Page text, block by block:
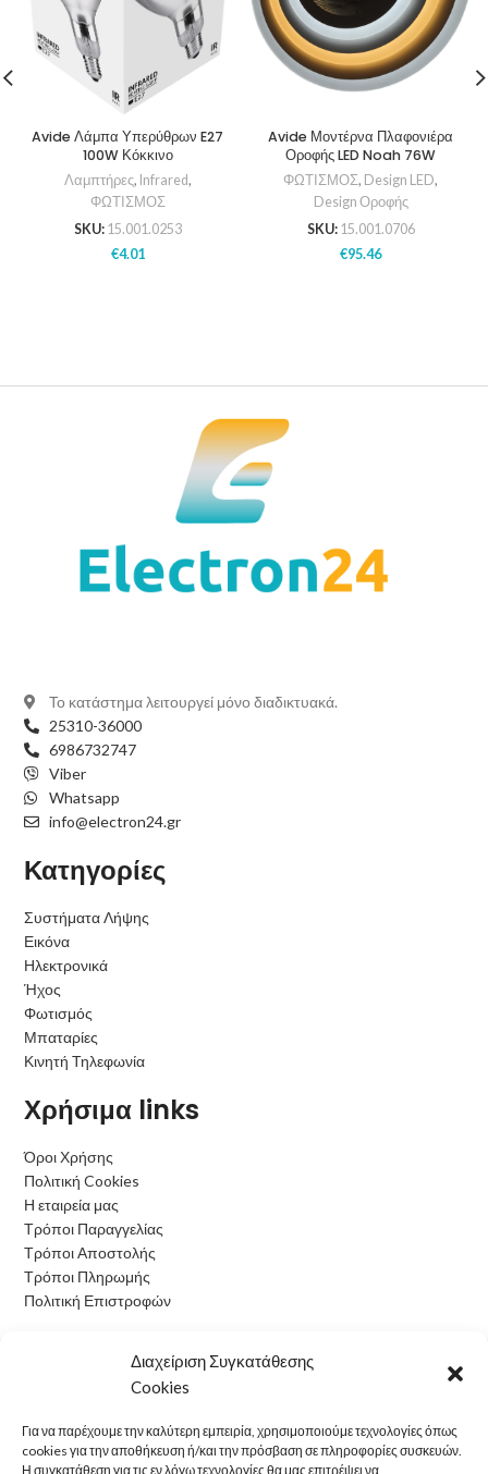
Διαχείριση Συγκατάθεσης
Cookies
Για να παρέχουμε την καλύτερη εμπειρία, χρησιμοποιούμε τεχνολογίες όπως
cookies για την αποθήκευση ή/και την πρόσβαση σε πληροφορίες συσκευών.
Η συγκατάθεση για τις εν λόγω τεχνολογίες θα μας επιτρέψει να
Avide Λάμπα Υπερύθρων E27
100W Κόκκινο
Λαμπτήρες, Infrared,
ΦΩΤΙΣΜΟΣ
SKU: 15.001.0253
€4.01
Avide Μοντέρνα Πλαφονιέρα
Οροφής LED Noah 76W
ΦΩΤΙΣΜΟΣ, Design LED,
Design Οροφής
SKU: 15.001.0706
€95.46
Το κατάστημα λειτουργεί μόνο διαδικτυακά.
25310-36000
6986732747
Viber
Whatsapp
info@electron24.gr
Κατηγορίες
Συστήματα Λήψης
Εικόνα
Ηλεκτρονικά
Ήχος
Φωτισμός
Μπαταρίες
Κινητή Τηλεφωνία
Χρήσιμα links
Όροι Χρήσης
Πολιτική Cookies
Η εταιρεία μας
Τρόποι Παραγγελίας
Τρόποι Αποστολής
Τρόποι Πληρωμής
Πολιτική Επιστροφών
Ωράριο Λειτουργίας
Δευτέρα: 09:00 - 15:00
Τρίτη: 09:00 - 15:00
Τετάρτη: 09:00 - 15:00
Πέμπτη: 09:00 - 15:00